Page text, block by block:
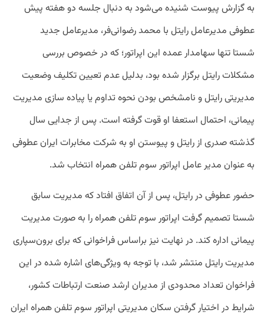
بهگزارش پیوست شنیده میشود به دنبال جلسه دوهفته پیش
عطوفی مدیرعاملرایتل با محمدرضوانیفر، مدیرعامل جدید
شستا تنها سهامدارعمده این اپراتور؛ که در خصوص بررسی
مشکلاترایتل برگزار شده بود، بدلیلعدم تعیینتکلیفوضعیت
مدیریتیرایتلو نامشخص بودن نحوه تداومیا پیاده سازی مدیریت
پیمانی، احتمال استعفا اوقوتگرفته است. پس از جدایی سال
گذشتهصدری ازرایتلو پیوستن او به شرکت مخابرات ایرانعطوفی
بهعنوان مدیرعامل اپراتور سومتلفنهمراه انتخاب شد.
حضورعطوفی دررایتل، پس ازآن اتفاق افتادکه مدیریت سابق
شستا تصمیمگرفت اپراتور سومتلفنهمراهرا بهصورت مدیریت
پیمانی ادارهکند. در نهایت نیز براساسفراخوانیکه برای برونسپاری
مدیریترایتل منتشر شد، با توجه بهویژگیهای اشاره شده در این
فراخوان تعداد محدودی از مدیران ارشدصنعت ارتباطاتکشور،
شرایط در اختیارگرفتن سکان مدیریتی اپراتور سومتلفنهمراه ایران